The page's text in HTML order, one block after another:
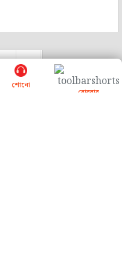
>>
শোনো
রোববার